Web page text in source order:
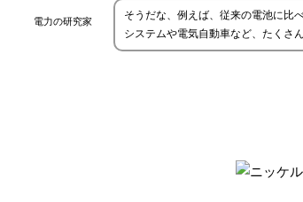
電力の研究家
そうだな、例えば、従来の電池に比
システムや電気自動車など、たくさ